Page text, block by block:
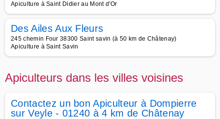
Apiculture à Saint Didier au Mont d'Or
Des Ailes Aux Fleurs
245 chemin Four 38300 Saint savin (à 50 km de Châtenay)
Apiculture à Saint Savin
Apiculteurs dans les villes voisines
Contactez un bon Apiculteur à Dompierre
sur Veyle - 01240 à 4 km de Châtenay